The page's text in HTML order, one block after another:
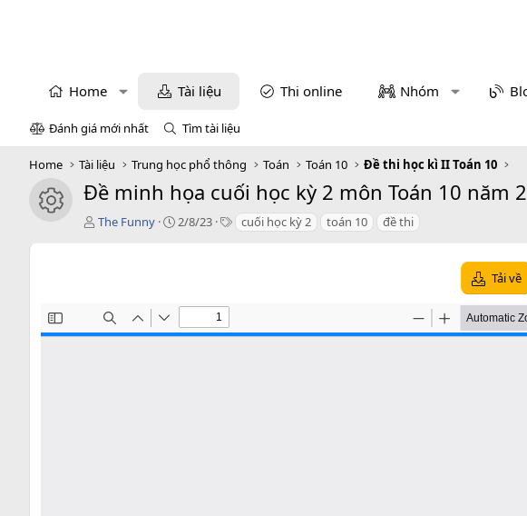
Home Tài liệu Thi online Nhóm
Đánh giá mới nhất Tìm tài liệu
Home Tài liệu Trung học phổ thông Toán Toán 10 Đề thi học kì II Toán 10
icon tài liệu
Đề minh họa cuối học kỳ 2 môn Toán 10 năm
T
The Funny
C
n
2/8/23
T cuối học kỳ 2 toán 10 đề thi
Tải về